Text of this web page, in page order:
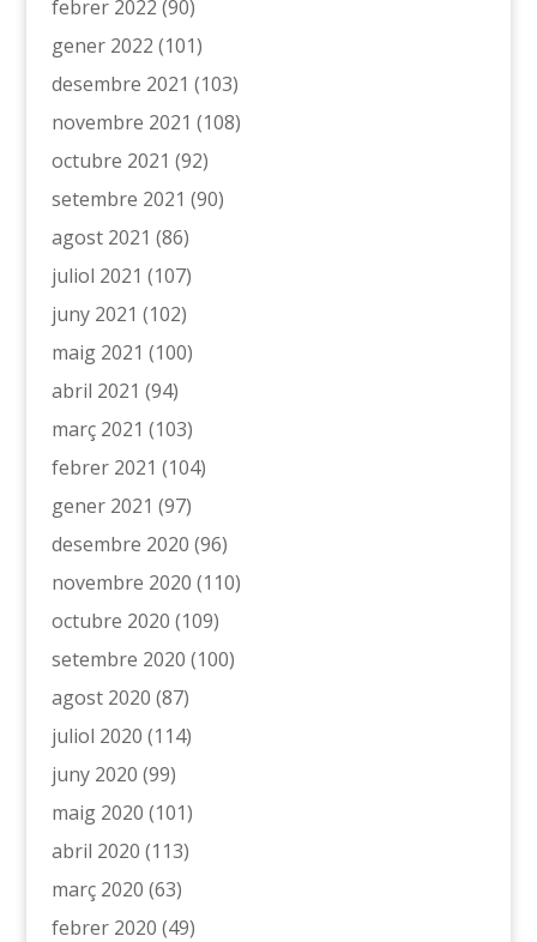
febrer 2022 (90)
gener 2022 (101)
desembre 2021 (103)
novembre 2021 (108)
octubre 2021 (92)
setembre 2021 (90)
agost 2021 (86)
juliol 2021 (107)
juny 2021 (102)
maig 2021 (100)
abril 2021 (94)
març 2021 (103)
febrer 2021 (104)
gener 2021 (97)
desembre 2020 (96)
novembre 2020 (110)
octubre 2020 (109)
setembre 2020 (100)
agost 2020 (87)
juliol 2020 (114)
juny 2020 (99)
maig 2020 (101)
abril 2020 (113)
març 2020 (63)
febrer 2020 (49)